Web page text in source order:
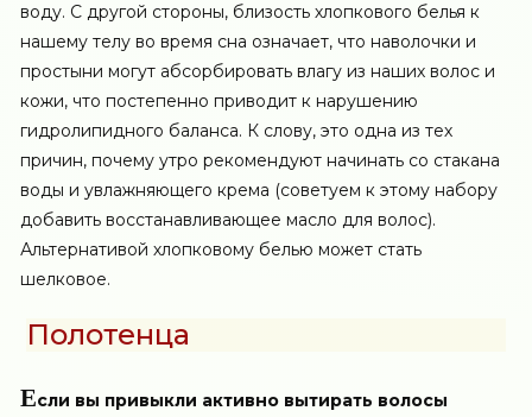
воду. С другой стороны, близость хлопкового белья к
нашему телу во время сна означает, что наволочки и
простыни могут абсорбировать влагу из наших волос и
кожи, что постепенно приводит к нарушению
гидролипидного баланса. К слову, это одна из тех
причин, почему утро рекомендуют начинать со стакана
воды и увлажняющего крема (советуем к этому набору
добавить восстанавливающее масло для волос).
Альтернативой хлопковому белью может стать
шелковое.
Полотенца
Если вы привыкли активно вытирать волосы